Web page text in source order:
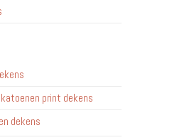
print dekens
dekens